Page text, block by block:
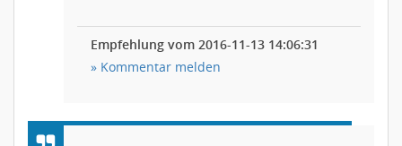
Empfehlung vom 2016-11-13 14:06:31
» Kommentar melden